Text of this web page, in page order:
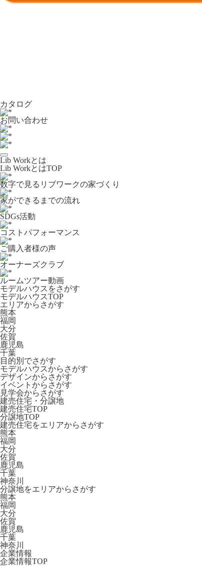
カタログ
お問い合わせ
Lib Workとは
Lib WorkとはTOP
数字で⾒るリブワークの家づくり
家ができるまでの流れ
SDGs活動
コストパフォーマンス
ご購入者様の声
オーナーズクラブ
ルームツアー動画
モデルハウスをさがす
モデルハウスTOP
エリアからさがす
熊本
福岡
大分
佐賀
鹿児島
千葉
目的別でさがす
モデルハウスからさがす
デザインからさがす
イベントからさがす
見学会からさがす
建売住宅・分譲地
建売住宅TOP
分譲地TOP
建売住宅をエリアからさがす
熊本
福岡
大分
佐賀
鹿児島
千葉
神奈川
分譲地をエリアからさがす
熊本
福岡
大分
佐賀
鹿児島
千葉
神奈川
企業情報
企業情報TOP